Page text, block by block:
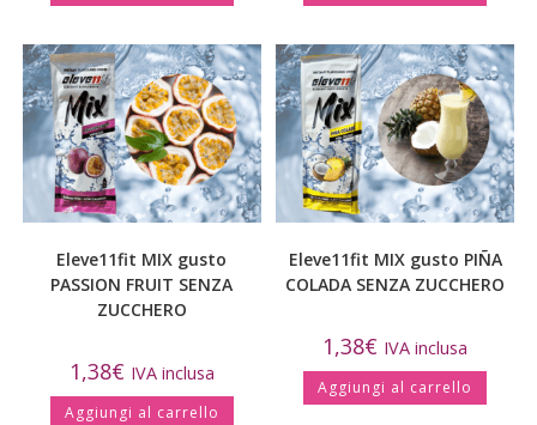
Eleve11fit MIX gusto
PASSION FRUIT SENZA
ZUCCHERO
1,38€ IVA inclusa
Aggiungi al carrello
Eleve11fit MIX gusto PIÑA
COLADA SENZA ZUCCHERO
1,38€ IVA inclusa
Aggiungi al carrello